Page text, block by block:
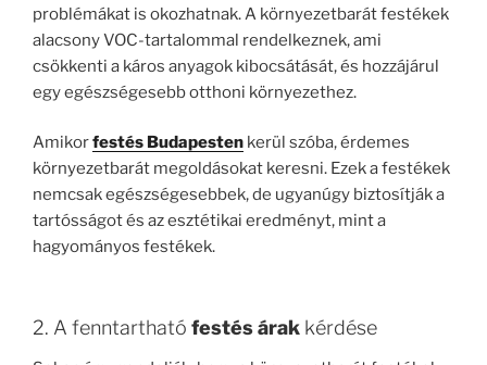
problémákat is okozhatnak. A környezetbarát festékek
alacsony VOC-tartalommal rendelkeznek, ami
csökkenti a káros anyagok kibocsátását, és hozzájárul
egy egészségesebb otthoni környezethez.
Amikorfestés Budapesten kerül szóba, érdemes
környezetbarát megoldásokat keresni. Ezek a festékek
nemcsak egészségesebbek, de ugyanúgy biztosítják a
tartósságot és az esztétikai eredményt, mint a
hagyományos festékek.
2. A fenntartható festés árak kérdése